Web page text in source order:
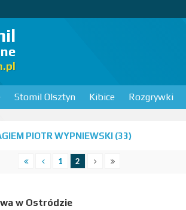
Stomil Olsztyn Kibice Rozgrywki
PIOTR WYPNIEWSKI (33)
1 2
w Ostródzie